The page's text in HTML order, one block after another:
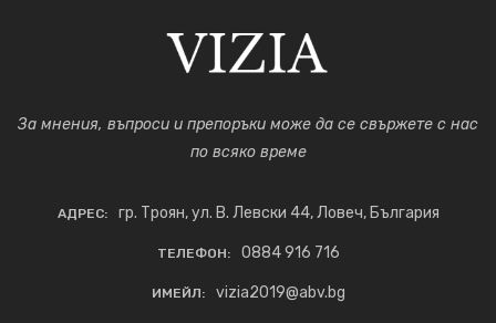
За мнения, въпроси и препоръки може да се свържете с нас
по всяко време
АДРЕС: гр. Троян, ул. В. Левски 44, Ловеч, България
ТЕЛЕФОН: 0884 916 716
ИМЕЙЛ: vizia2019@abv.bg